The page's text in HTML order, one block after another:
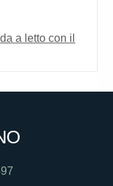
a letto con il